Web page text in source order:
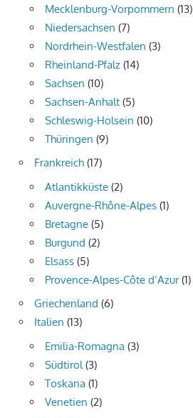
Mecklenburg-Vorpommern (13)
Niedersachsen (7)
Nordrhein-Westfalen (3)
Rheinland-Pfalz (14)
Sachsen (10)
Sachsen-Anhalt (5)
Schleswig-Holsein (10)
Thüringen (9)
Frankreich (17)
Atlantikküste (2)
Auvergne-Rhône-Alpes (1)
Bretagne (5)
Burgund (2)
Elsass (5)
Provence-Alpes-Côte d’Azur(1)
Griechenland (6)
Italien (13)
Emilia-Romagna (3)
Südtirol (3)
Toskana (1)
Venetien (2)